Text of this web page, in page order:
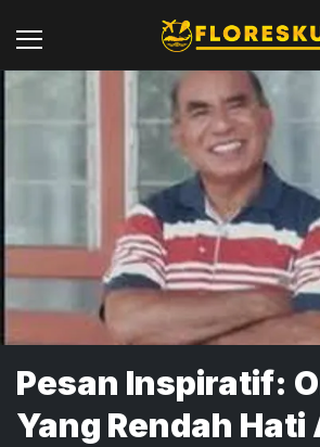
Pesan Inspiratif:
Yang Rendah Hati